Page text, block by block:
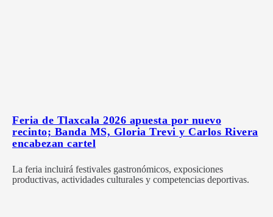
Feria de Tlaxcala 2026 apuesta por nuevo
recinto; Banda MS, Gloria Trevi y Carlos Rivera
encabezan cartel
La feria incluirá festivales gastronómicos, exposiciones
productivas, actividades culturales y competencias deportivas.